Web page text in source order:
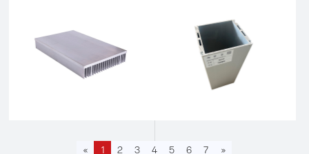
« 1 2 3 4 5 6 7 »